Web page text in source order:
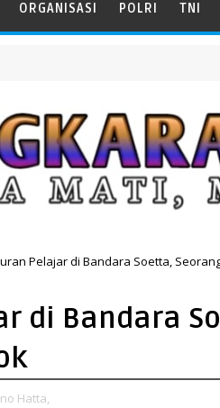
ORGANISASI POLRI TNI
Pelajar di Bandara Soetta,
di Bandara
Hatta,